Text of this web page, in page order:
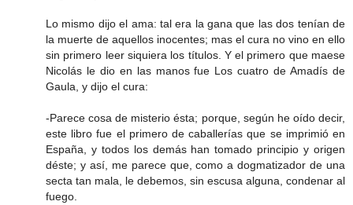
Lo mismo dijo el ama: tal era la gana que las dos tenían de
la muerte de aquellos inocentes; mas el cura no vino en ello
sin primero leer siquiera los títulos. Y el primero que maese
Nicolás le dio en las manos fue Los cuatro de Amadís de
Gaula, y dijo el cura:
-Parece cosa de misterio ésta; porque, según he oído decir,
este libro fue el primero de caballerías que se imprimió en
España, y todos los demás han tomado principio y origen
déste; y así, me parece que, como a dogmatizador de una
secta tan mala, le debemos, sin escusa alguna, condenar al
fuego.